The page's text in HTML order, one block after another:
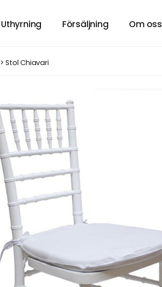
Uthyrning
Hyr tält
Hyra Möbler
INREDNING TILL DIN FEST.
Porslin
GÖR MIDDAGEN FESTLIG.
Tillbehör
TILLBEHÖREN TILL EVENTET.
Festpaket
SE VÅRA FESTPAKET.
Möbelförvaring
LÅT OSS FÖRVARA DIN UTESERVERINGS
MÖBLER PÅ VINTERN.
Försäljning Om oss
> Stol Chiavari